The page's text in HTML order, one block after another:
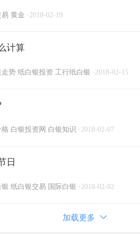
黄金 · 2018-02-19
计算
走势 纸白银投资 工行纸白银 · 2018-02-15
格 白银投资网 白银知识 · 2018-02-07
日
纸白银交易 国际白银 · 2018-02-02
加载更多